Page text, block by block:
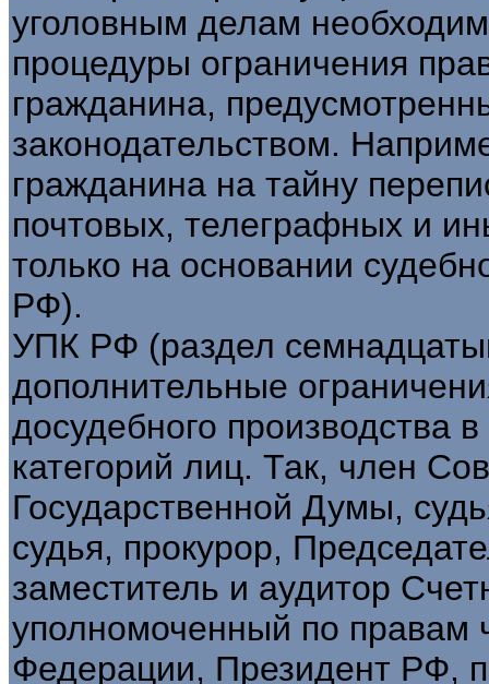
уголовным делам
процедуры ограничения
гражданина,
законодательством.
гражданина на тайну
почтовых, телеграфных и
только на основании
РФ).
УПК РФ (раздел
дополнительные
досудебного производства
категорий лиц. Так, член
Государственной Думы,
судья, прокурор,
заместитель и аудитор
уполномоченный по правам
Федерации, Президент РФ,